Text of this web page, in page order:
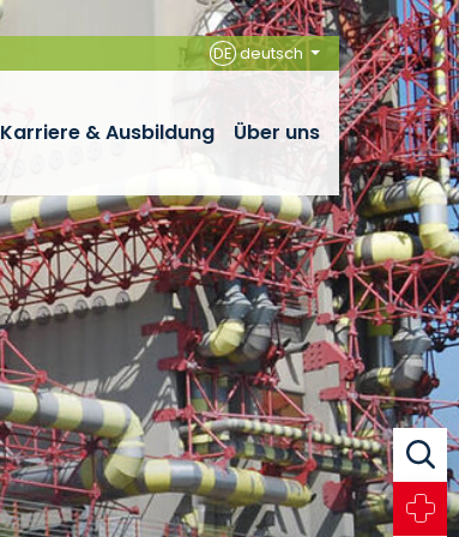
DEdeutsch
Karriere & Ausbildung Über uns
Notfall